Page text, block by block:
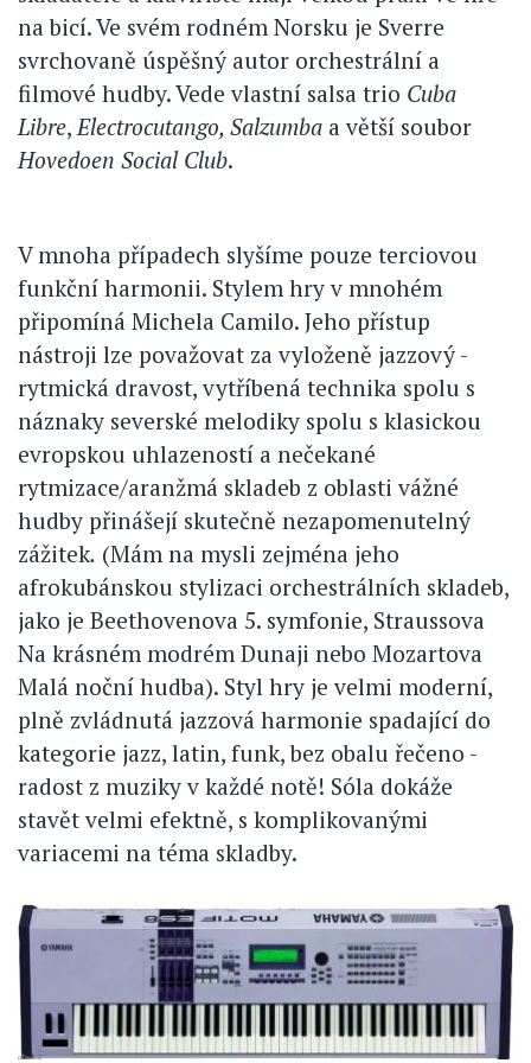
na bicí. Ve svém rodném Norsku je Sverre
svrchovaně úspěšný autor orchestrální a
filmové hudby. Vede vlastní salsa trio Cuba
Libre,Electrocutango, Salzumba a větší soubor
Hovedoen Social Club.
V mnoha případech slyšíme pouze terciovou
funkční harmonii. Stylem hry v mnohém
připomíná Michela Camilo. Jeho přístup
nástroji lze považovat za vyloženě jazzový -
rytmická dravost, vytříbená technika spolu s
náznaky severské melodiky spolu s klasickou
evropskou uhlazeností a nečekané
rytmizace/aranžmá skladeb z oblasti vážné
hudby přinášejí skutečně nezapomenutelný
zážitek. (Mám na mysli zejména jeho
afrokubánskou stylizaci orchestrálních skladeb,
jako je Beethovenova 5. symfonie, Straussova
Na krásném modrém Dunaji nebo Mozartova
Malá noční hudba). Styl hry je velmi moderní,
plně zvládnutá jazzová harmonie spadající do
kategorie jazz, latin, funk, bez obalu řečeno -
radost z muziky v každé notě! Sóla dokáže
stavět velmi efektně, s komplikovanými
variacemi na téma skladby.